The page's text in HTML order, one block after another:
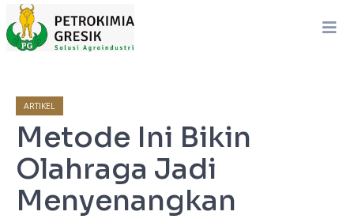
ARTIKEL
Metode Ini Bikin
Olahraga Jadi
Menyenangkan